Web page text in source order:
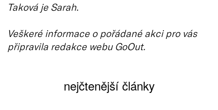
Taková je Sarah.
Veškeré informace o pořádané akci pro vás
připravila redakce webu GoOut.
nejčtenější články